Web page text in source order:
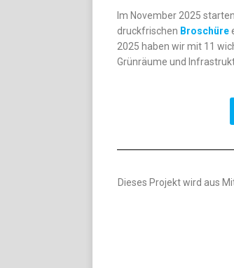
Im November 2025
druckfrischen Broschüre
2025 haben wir mit 11
Grünräume und
Dieses Projekt wird aus